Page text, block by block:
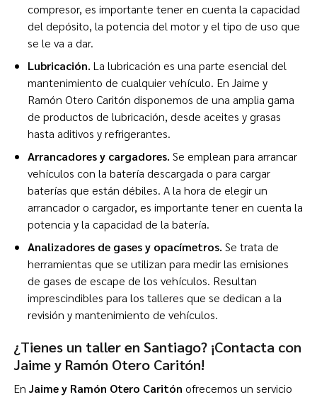
compresor, es importante tener en cuenta la capacidad
del depósito, la potencia del motor y el tipo de uso que
se le va a dar.
Lubricación. La lubricación es una parte esencial del
mantenimiento de cualquier vehículo. En Jaime y
Ramón Otero Caritón disponemos de una amplia gama
de productos de lubricación, desde aceites y grasas
hasta aditivos y refrigerantes.
Arrancadores y cargadores. Se emplean para arrancar
vehículos con la batería descargada o para cargar
baterías que están débiles. A la hora de elegir un
arrancador o cargador, es importante tener en cuenta la
potencia y la capacidad de la batería.
Analizadores de gases y opacímetros. Se trata de
herramientas que se utilizan para medir las emisiones
de gases de escape de los vehículos. Resultan
imprescindibles para los talleres que se dedican a la
revisión y mantenimiento de vehículos.
¿Tienes un taller en Santiago? ¡Contacta con
Jaime y Ramón Otero Caritón!
EnJaime y Ramón Otero Caritón ofrecemos un servicio